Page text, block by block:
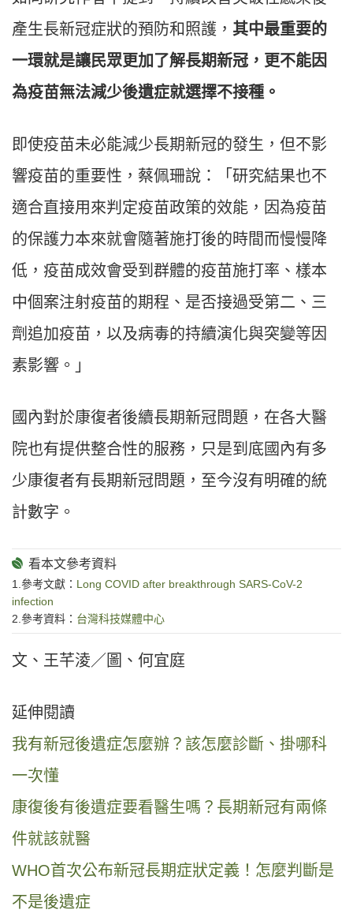
產生長新冠症狀的預防和照護， 其中最重要的
一環就是讓民眾更加了解長期新冠，更不能因
為疫苗無法減少後遺症就選擇不接種。
即使疫苗未必能減少長期新冠的發生，但不影
響疫苗的重要性，蔡佩珊說：「研究結果也不
適合直接用來判定疫苗政策的效能，因為疫苗
的保護力本來就會隨著施打後的時間而慢慢降
低，疫苗成效會受到群體的疫苗施打率、樣本
中個案注射疫苗的期程、是否接過受第二、三
劑追加疫苗，以及病毒的持續演化與突變等因
素影響。」
國內對於康復者後續長期新冠問題，在各大醫
院也有提供整合性的服務，只是到底國內有多
少康復者有長期新冠問題，至今沒有明確的統
計數字。
1.參考文獻： Long COVID after breakthrough SARS-CoV-2
infection
2.參考資料： 台灣科技媒體中心
文、王芊淩／圖、何宜庭
延伸閱讀
我有新冠後遺症怎麼辦？該怎麼診斷、掛哪科
一次懂
康復後有後遺症要看醫生嗎？長期新冠有兩條
件就該就醫
WHO首次公布新冠長期症狀定義！怎麼判斷是
不是後遺症